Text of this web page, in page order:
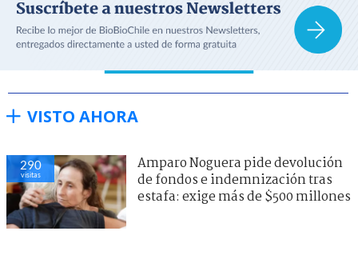
VISTO AHORA
290
visitas
Amparo Noguera pide devolución
de fondos e indemnización tras
estafa: exige más de $500 millones